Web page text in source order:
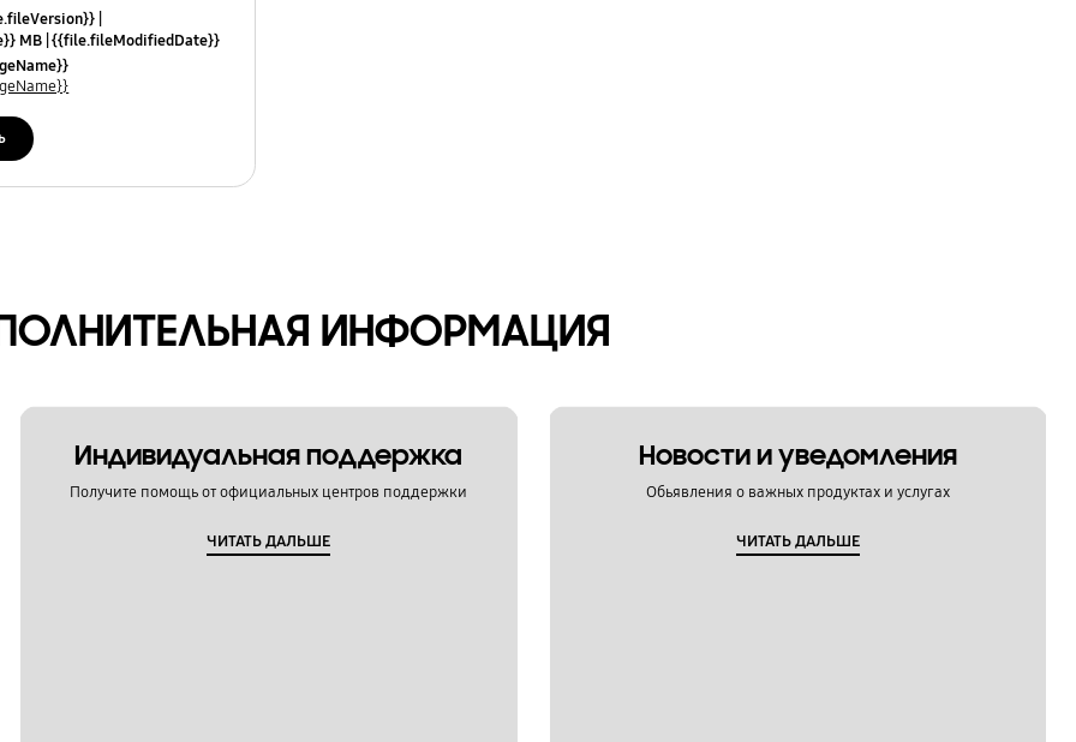
MB {{file.fileModifiedDate}}
ИНФОРМАЦИЯ
Индивидуальная поддержка
Получите помощь от официальных центров поддержки
ЧИТАТЬ ДАЛЬШЕ
Новости и уведомления
Обьявления о важных продуктах и услугах
ЧИТАТЬ ДАЛЬШЕ